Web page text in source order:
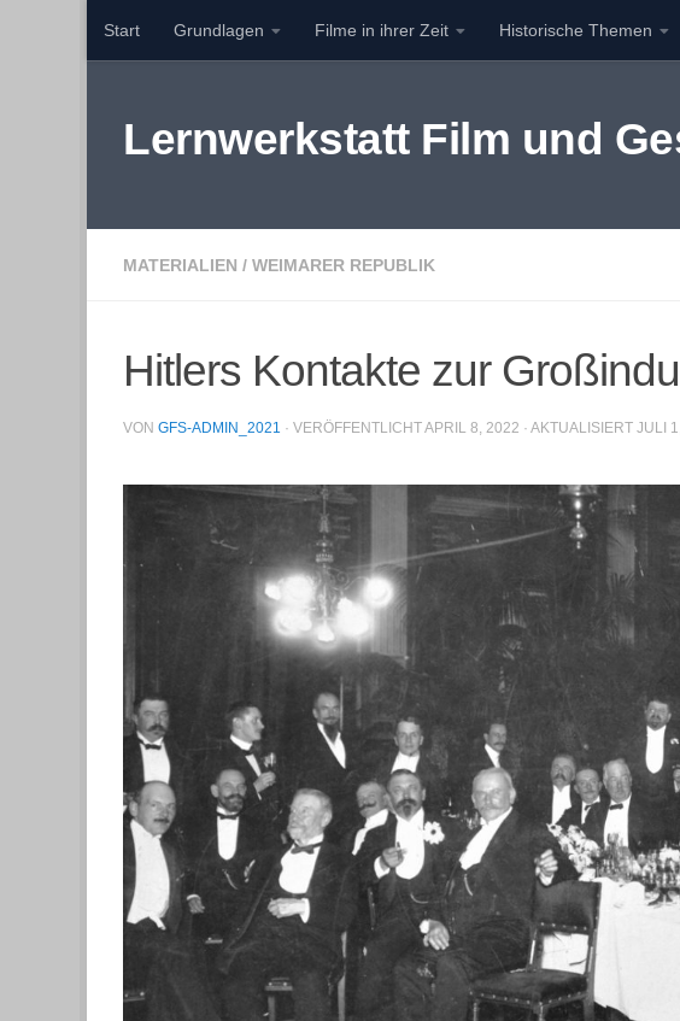
Zum Inhalt springen
Start Grundlagen Filme in ihrer Zeit Historische Themen
Lernwerkstatt Film und
MATERIALIEN / WEIMARER REPUBLIK
Hitlers Kontakte zur
VON GFS-ADMIN_2021 · VERÖFFENTLICHTAPRIL 8, 2022 · AKTUALISIERT JULI